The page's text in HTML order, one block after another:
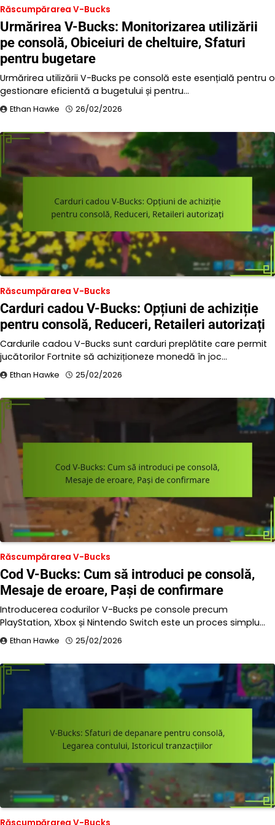
Răscumpărarea V-Bucks
Urmărirea V-Bucks: Monitorizarea utilizării
pe consolă, Obiceiuri de cheltuire, Sfaturi
pentru bugetare
Urmărirea utilizării V-Bucks pe consolă este esențială pentru o
gestionare eficientă a bugetului și pentru…
Ethan Hawke 26/02/2026
Răscumpărarea V-Bucks
Carduri cadou V-Bucks: Opțiuni de achiziție
pentru consolă, Reduceri, Retaileri autorizați
Cardurile cadou V-Bucks sunt carduri preplătite care permit
jucătorilor Fortnite să achiziționeze monedă în joc…
Ethan Hawke 25/02/2026
Răscumpărarea V-Bucks
Cod V-Bucks: Cum să introduci pe consolă,
Mesaje de eroare, Pași de confirmare
Introducerea codurilor V-Bucks pe console precum
PlayStation, Xbox și Nintendo Switch este un proces simplu…
Ethan Hawke 25/02/2026